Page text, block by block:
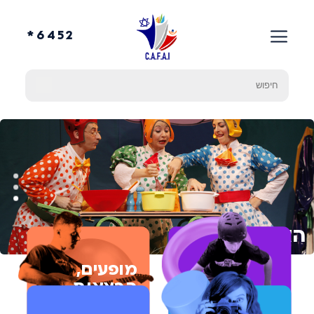
6452*
חזרה לאתר החברה
הצגות ילדים
חוגים
מופעים,
הרצאות